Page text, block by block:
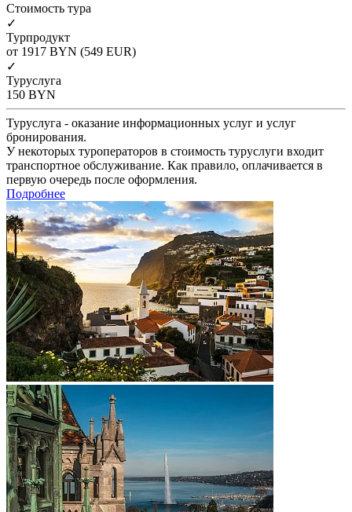
Cтоимость тура
✓
Турпродукт
от 1917 BYN (549 EUR)
✓
Туруслуга
150 BYN
Туруслуга - оказание информационных услуг и услуг
бронирования.
У некоторых туроператоров в стоимость туруслуги входит
транспортное обслуживание. Как правило, оплачивается в
первую очередь после оформления.
Подробнее